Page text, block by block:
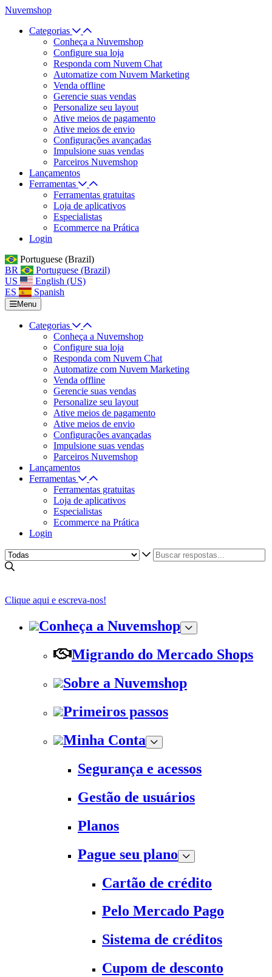
Nuvemshop
Categorias
Conheça a Nuvemshop
Configure sua loja
Responda com Nuvem Chat
Automatize com Nuvem Marketing
Venda offline
Gerencie suas vendas
Personalize seu layout
Ative meios de pagamento
Ative meios de envio
Configurações avançadas
Impulsione suas vendas
Parceiros Nuvemshop
Lançamentos
Ferramentas
Ferramentas gratuitas
Loja de aplicativos
Especialistas
Ecommerce na Prática
Login
Portuguese (Brazil)
BR
Portuguese (Brazil)
US
English (US)
ES
Spanish
Menu
Categorias
Conheça a Nuvemshop
Configure sua loja
Responda com Nuvem Chat
Automatize com Nuvem Marketing
Venda offline
Gerencie suas vendas
Personalize seu layout
Ative meios de pagamento
Ative meios de envio
Configurações avançadas
Impulsione suas vendas
Parceiros Nuvemshop
Lançamentos
Ferramentas
Ferramentas gratuitas
Loja de aplicativos
Especialistas
Ecommerce na Prática
Login
Clique aqui e escreva-nos!
Conheça a Nuvemshop
Migrando do Mercado Shops
Sobre a Nuvemshop
Primeiros passos
Minha Conta
Segurança e acessos
Gestão de usuários
Planos
Pague seu plano
Cartão de crédito
Pelo Mercado Pago
Sistema de créditos
Cupom de desconto